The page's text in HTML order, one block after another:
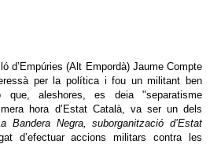
d’Empúries (Alt Empordà) Jaume Compte
per la política i fou un militant ben
que, aleshores, es deia "separatisme
hora d’Estat Català, va ser un dels
Bandera Negra, suborganització d’Estat
d’efectuar accions militars contra les